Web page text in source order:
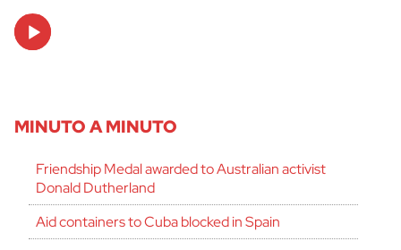
Audio
Player
MINUTO A MINUTO
Friendship Medal awarded to Australian activist
Donald Dutherland
Aid containers to Cuba blocked in Spain